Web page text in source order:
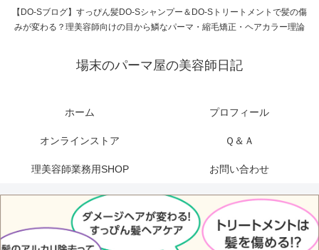
【DO-Sブログ】すっぴん髪DO-Sシャンプー＆DO-Sトリートメントで髪の傷
みが変わる？理美容師向けの目から鱗なパーマ・縮毛矯正・ヘアカラー理論
場末のパーマ屋の美容師日記
ホーム プロフィール
オンラインストア Ｑ＆Ａ
理美容師業務用SHOP お問い合わせ